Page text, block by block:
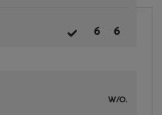
6 6
W/O.